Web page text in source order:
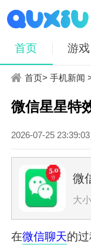
首页 游戏
首页>手机新闻
微信星星特
2026-07-25 23:39:03
微
大
在微信聊天的